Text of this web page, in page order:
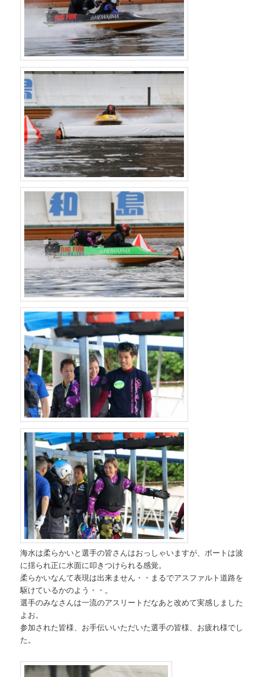
海水は柔らかいと選手の皆さんはおっしゃいますが、ボートは波
に揺られ正に水面に叩きつけられる感覚。
柔らかいなんて表現は出来ません・・まるでアスファルト道路を
駆けているかのよう・・。
選手のみなさんは一流のアスリートだなあと改めて実感しました
よお。
参加された皆様、お手伝いいただいた選手の皆様、お疲れ様でし
た。